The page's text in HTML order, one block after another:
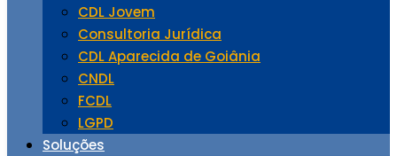
CDL Jovem
Consultoria Jurídica
CDL Aparecida de Goiânia
CNDL
FCDL
LGPD
Soluções